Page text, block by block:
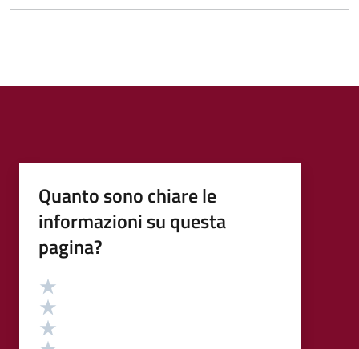
Quanto sono chiare le
informazioni su questa
pagina?
Valutazione